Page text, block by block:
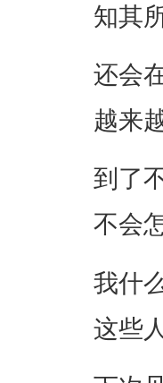
知其
还会
越来
到了
不会
我什
这些